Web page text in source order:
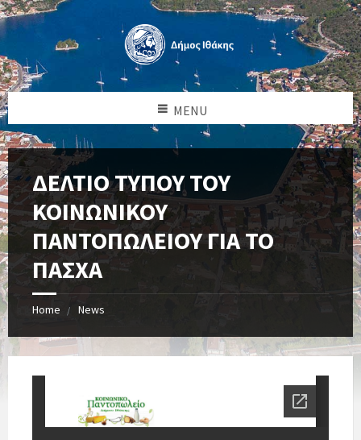
MENU
ΔΕΛΤΙΟ ΤΥΠΟΥ ΤΟΥ
ΚΟΙΝΩΝΙΚΟΥ
ΠΑΝΤΟΠΩΛΕΙΟΥ ΓΙΑ ΤΟ
ΠΑΣΧΑ
Home News